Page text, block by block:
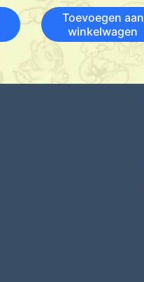
Toevoegen aan
winkelwagen